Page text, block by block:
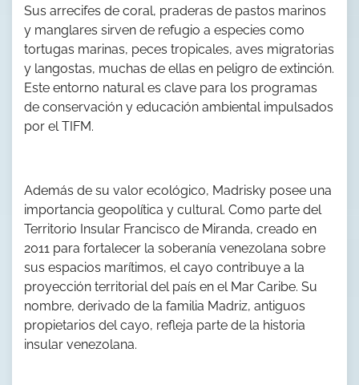
Sus arrecifes de coral, praderas de pastos marinos
y manglares sirven de refugio a especies como
tortugas marinas, peces tropicales, aves migratorias
y langostas, muchas de ellas en peligro de extinción.
Este entorno natural es clave para los programas
de conservación y educación ambiental impulsados
por el TIFM.
Además de su valor ecológico, Madrisky posee una
importancia geopolítica y cultural. Como parte del
Territorio Insular Francisco de Miranda, creado en
2011 para fortalecer la soberanía venezolana sobre
sus espacios marítimos, el cayo contribuye a la
proyección territorial del país en el Mar Caribe. Su
nombre, derivado de la familia Madriz, antiguos
propietarios del cayo, refleja parte de la historia
insular venezolana.